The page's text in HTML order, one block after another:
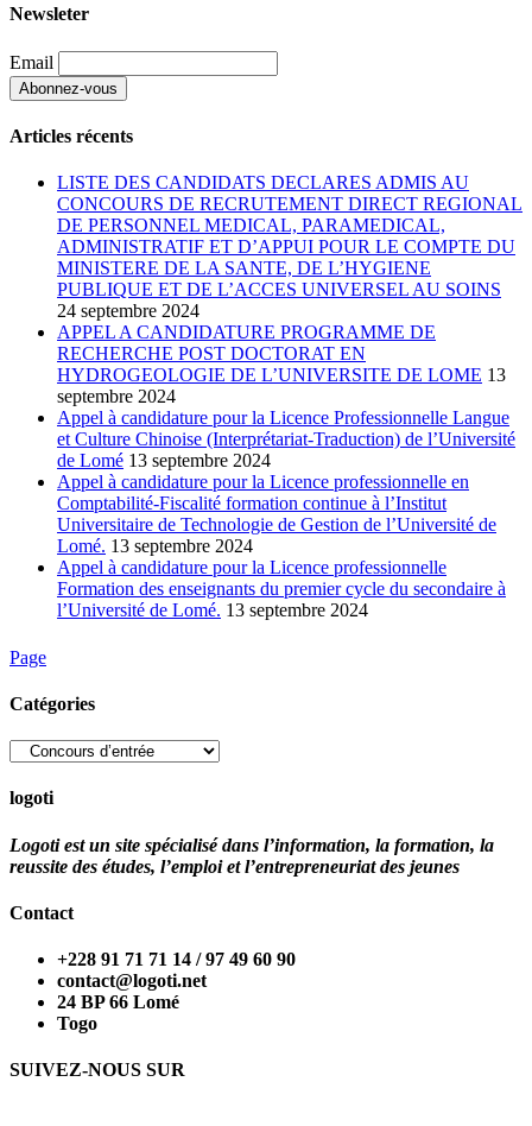
Newsleter
Email
Articles récents
LISTE DES CANDIDATS DECLARES ADMIS AU
CONCOURS DE RECRUTEMENT DIRECT REGIONAL
DE PERSONNEL MEDICAL, PARAMEDICAL,
ADMINISTRATIF ET D’APPUI POUR LE COMPTE DU
MINISTERE DE LA SANTE, DE L’HYGIENE
PUBLIQUE ET DE L’ACCES UNIVERSEL AU SOINS
24 septembre 2024
APPEL A CANDIDATURE PROGRAMME DE
RECHERCHE POST DOCTORAT EN
HYDROGEOLOGIE DE L’UNIVERSITE DE LOME 13
septembre 2024
Appel à candidature pour la Licence Professionnelle Langue
et Culture Chinoise (Interprétariat-Traduction) de l’Université
de Lomé 13 septembre 2024
Appel à candidature pour la Licence professionnelle en
Comptabilité-Fiscalité formation continue à l’Institut
Universitaire de Technologie de Gestion de l’Université de
Lomé. 13 septembre 2024
Appel à candidature pour la Licence professionnelle
Formation des enseignants du premier cycle du secondaire à
l’Université de Lomé. 13 septembre 2024
Page
Catégories
Catégories
logoti
Logoti est un site spécialisé dans l’information, la formation, la
reussite des études, l’emploi et l’entrepreneuriat des jeunes
Contact
+228 91 71 71 14 / 97 49 60 90
contact@logoti.net
24 BP 66 Lomé
Togo
SUIVEZ-NOUS SUR